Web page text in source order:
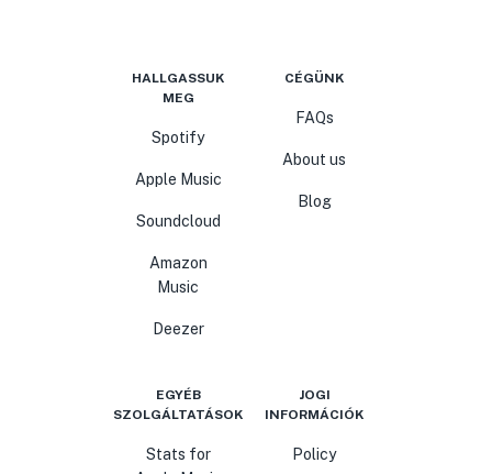
HALLGASSUK
MEG
Spotify
Apple Music
Soundcloud
Amazon
Music
Deezer
CÉGÜNK
FAQs
About us
Blog
EGYÉB
SZOLGÁLTATÁSOK
Stats for
JOGI
INFORMÁCIÓK
Policy